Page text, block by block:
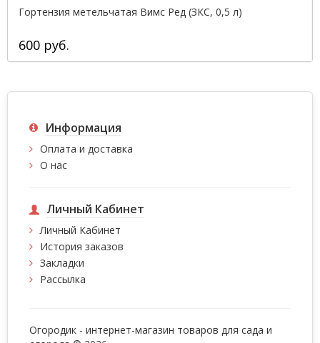
Гортензия метельчатая Вимс Ред (ЗКС, 0,5 л)
600 руб.
Информация
Оплата и доставка
О нас
Личный Кабинет
Личный Кабинет
История заказов
Закладки
Рассылка
Огородик - интернет-магазин товаров для сада и